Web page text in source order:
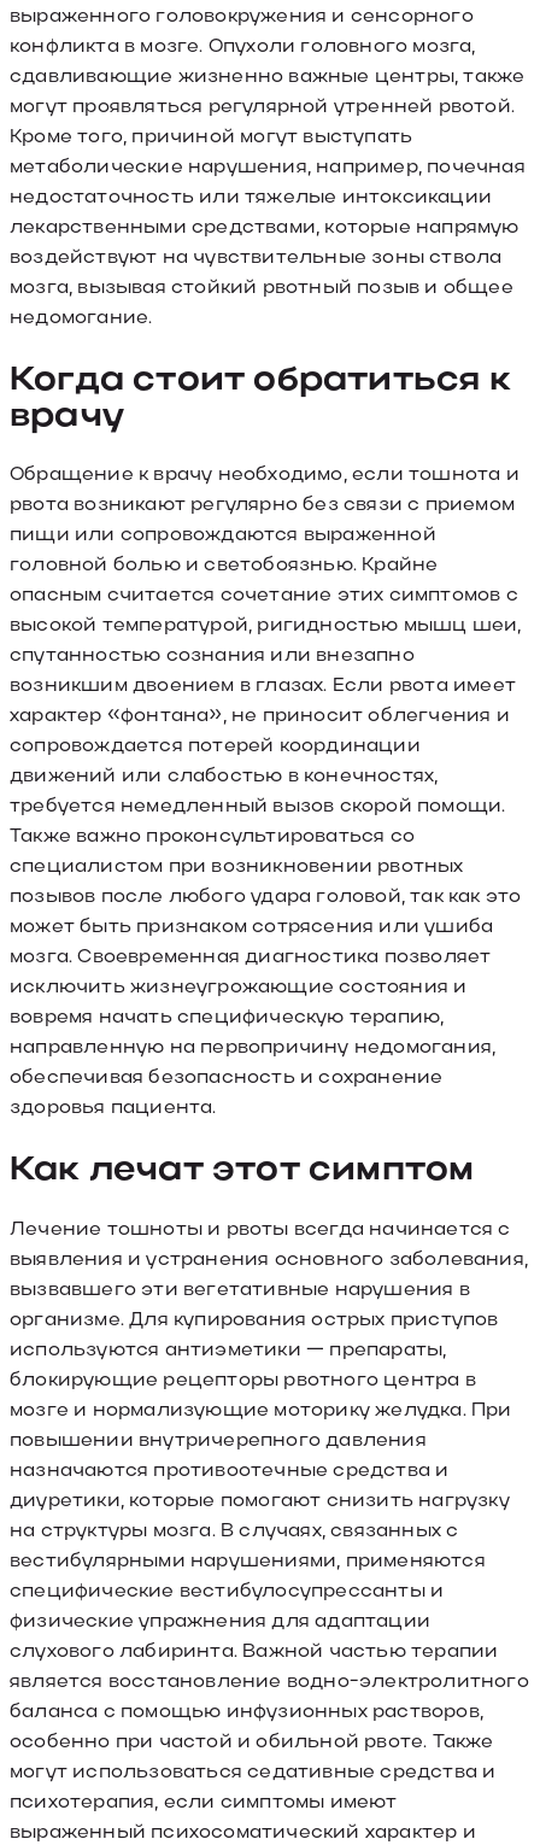
выраженного головокружения и сенсорного
конфликта в мозге. Опухоли головного мозга,
сдавливающие жизненно важные центры, также
могут проявляться регулярной утренней рвотой.
Кроме того, причиной могут выступать
метаболические нарушения, например, почечная
недостаточность или тяжелые интоксикации
лекарственными средствами, которые напрямую
воздействуют на чувствительные зоны ствола
мозга, вызывая стойкий рвотный позыв и общее
недомогание.
Когда стоит обратиться к
врачу
Обращение к врачу необходимо, если тошнота и
рвота возникают регулярно без связи с приемом
пищи или сопровождаются выраженной
головной болью и светобоязнью. Крайне
опасным считается сочетание этих симптомов с
высокой температурой, ригидностью мышц шеи,
спутанностью сознания или внезапно
возникшим двоением в глазах. Если рвота имеет
характер «фонтана», не приносит облегчения и
сопровождается потерей координации
движений или слабостью в конечностях,
требуется немедленный вызов скорой помощи.
Также важно проконсультироваться со
специалистом при возникновении рвотных
позывов после любого удара головой, так как это
может быть признаком сотрясения или ушиба
мозга. Своевременная диагностика позволяет
исключить жизнеугрожающие состояния и
вовремя начать специфическую терапию,
направленную на первопричину недомогания,
обеспечивая безопасность и сохранение
здоровья пациента.
Как лечат этот симптом
Лечение тошноты и рвоты всегда начинается с
выявления и устранения основного заболевания,
вызвавшего эти вегетативные нарушения в
организме. Для купирования острых приступов
используются антиэметики — препараты,
блокирующие рецепторы рвотного центра в
мозге и нормализующие моторику желудка. При
повышении внутричерепного давления
назначаются противоотечные средства и
диуретики, которые помогают снизить нагрузку
на структуры мозга. В случаях, связанных с
вестибулярными нарушениями, применяются
специфические вестибулосупрессанты и
физические упражнения для адаптации
слухового лабиринта. Важной частью терапии
является восстановление водно-электролитного
баланса с помощью инфузионных растворов,
особенно при частой и обильной рвоте. Также
могут использоваться седативные средства и
психотерапия, если симптомы имеют
выраженный психосоматический характер и